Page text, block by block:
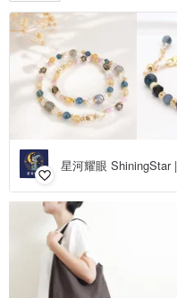
星河耀眼 ShiningStar